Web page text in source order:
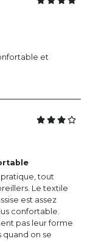
et
tout
Le textile
est assez
confortable.
pas leur forme
quand on se